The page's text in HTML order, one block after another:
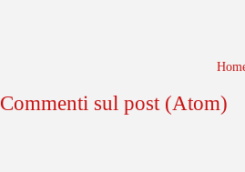
Commenti sul post (Atom)